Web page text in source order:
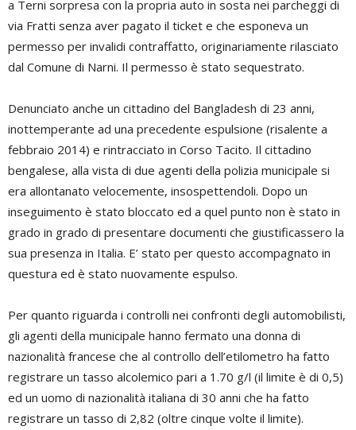
a Terni sorpresa con la propria auto in sosta nei parcheggi di
via Fratti senza aver pagato il ticket e che esponeva un
permesso per invalidi contraffatto, originariamente rilasciato
dal Comune di Narni. Il permesso è stato sequestrato.
Denunciato anche un cittadino del Bangladesh di 23 anni,
inottemperante ad una precedente espulsione (risalente a
febbraio 2014) e rintracciato in Corso Tacito. Il cittadino
bengalese, alla vista di due agenti della polizia municipale si
era allontanato velocemente, insospettendoli. Dopo un
inseguimento è stato bloccato ed a quel punto non è stato in
grado in grado di presentare documenti che giustificassero la
sua presenza in Italia. E’ stato per questo accompagnato in
questura ed è stato nuovamente espulso.
Per quanto riguarda i controlli nei confronti degli automobilisti,
gli agenti della municipale hanno fermato una donna di
nazionalità francese che al controllo dell’etilometro ha fatto
registrare un tasso alcolemico pari a 1.70 g/l (il limite è di 0,5)
ed un uomo di nazionalità italiana di 30 anni che ha fatto
registrare un tasso di 2,82 (oltre cinque volte il limite).